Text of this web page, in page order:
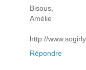
Bisous,
Amélie
http://
Répondre